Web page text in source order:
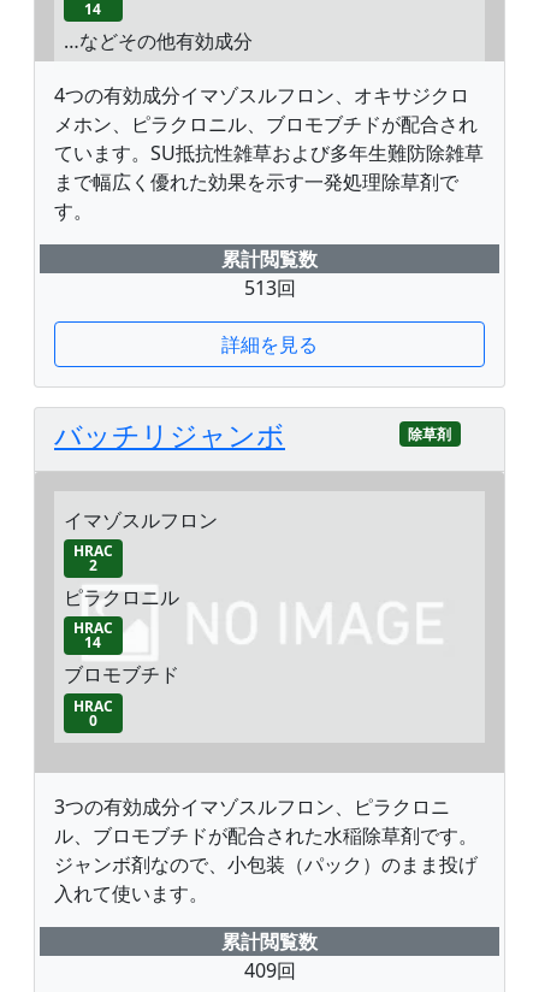
14
…などその他有効成分
4つの有効成分イマゾスルフロン、オキサジクロ
メホン、ピラクロニル、ブロモブチドが配合され
ています。SU抵抗性雑草および多年生難防除雑草
まで幅広く優れた効果を示す一発処理除草剤で
す。
累計閲覧数
513回
詳細を見る
バッチリジャンボ 除草剤
イマゾスルフロン
HRAC
2
ピラクロニル
HRAC
14
ブロモブチド
HRAC
0
3つの有効成分イマゾスルフロン、ピラクロニ
ル、ブロモブチドが配合された水稲除草剤です。
ジャンボ剤なので、小包装（パック）のまま投げ
入れて使います。
累計閲覧数
409回